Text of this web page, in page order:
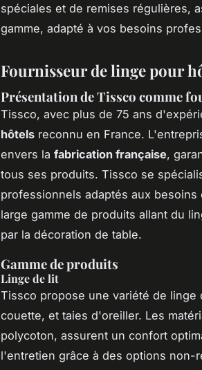
spéciales et de remises régulières,
gamme, adapté à vos besoins
Fournisseur de linge pour
Présentation de Tissco comme
Tissco, avec plus de 75 ans
hôtels reconnu en France.
envers la fabrication française,
tous ses produits. Tissco se
professionnels adaptés aux
large gamme de produits allant du
par la décoration de table.
Gamme de produits
Linge de lit
Tissco propose une variété de
couette, et taies d'oreiller. Les
polycoton, assurent un confort
l'entretien grâce à des options non-